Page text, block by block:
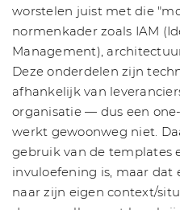
worstelen juist met die
normenkader zoals IAM
Management),
Deze onderdelen zijn
afhankelijk van
organisatie — dus een
werkt gewoonweg niet.
gebruik van de templates
invuloefening is, maar dat
naar zijn eigen context/